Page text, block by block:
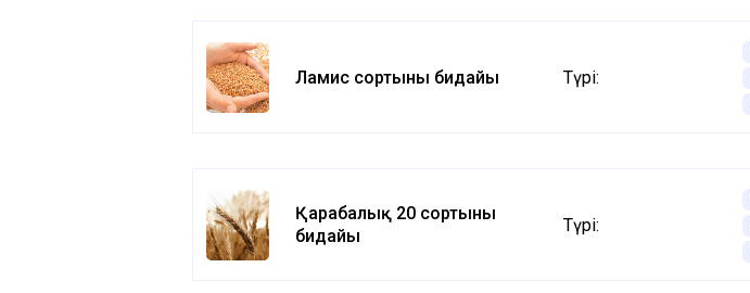
Ламис сортының бидайы Түрі:
Қарабалық 20 сортының
бидайы
Түрі: